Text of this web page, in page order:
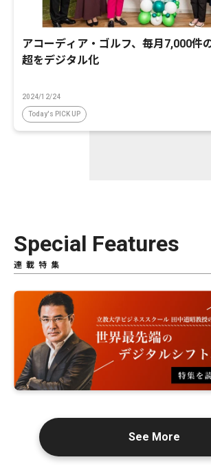
アコーディア・ゴルフ、毎月7,000件
超をデジタル化
2024/12/24
Today's PICK UP
Special Features
連載特集
See More